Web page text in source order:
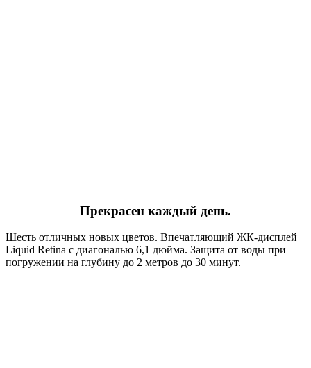
Прекрасен каждый день.
Шесть отличных новых цветов. Впечатляющий ЖК‑дисплей
Liquid Retina с диагональю 6,1 дюйма. Защита от воды при
погружении на глубину до 2 метров до 30 минут.